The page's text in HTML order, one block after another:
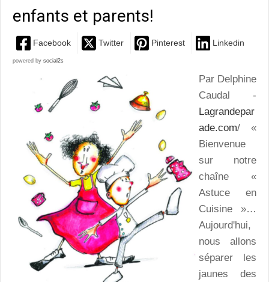
enfants et parents!
Facebook Twitter Pinterest Linkedin
powered by social2s
Par Delphine
Caudal -
Lagrandepar
ade.com/ «
Bienvenue
sur notre
chaîne «
Astuce en
Cuisine »…
Aujourd'hui,
nous allons
séparer les
jaunes des